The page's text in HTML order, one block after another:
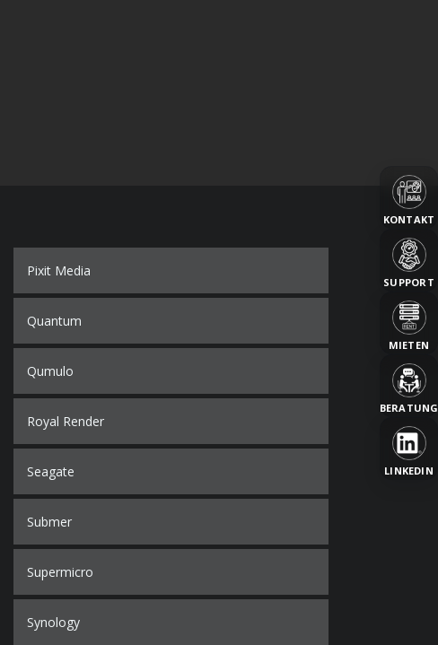
KONTAKT
SUPPORT
MIETEN
BERATUNG
LINKEDIN
Pixit Media
Quantum
Qumulo
Royal Render
Seagate
Submer
Supermicro
Synology